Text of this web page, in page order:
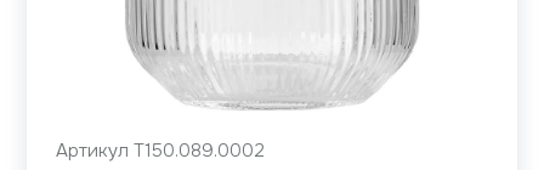
Артикул T150.089.0002